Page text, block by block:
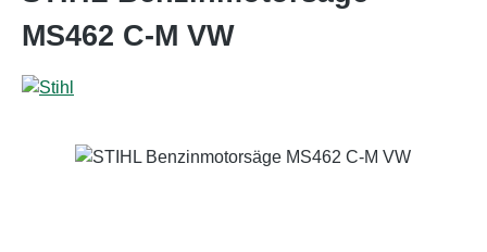
MS462 C-M VW
Bildergalerie überspringen